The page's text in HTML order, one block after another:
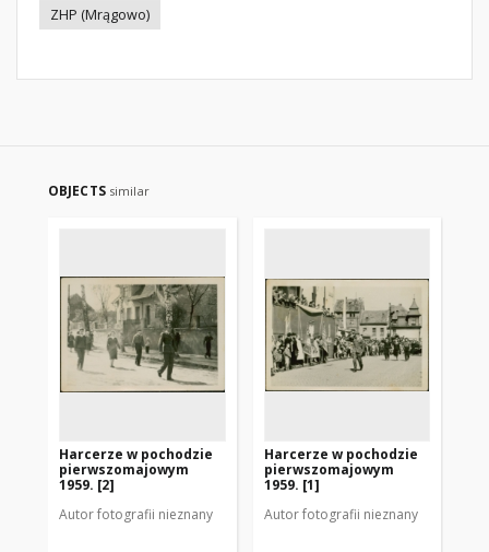
ZHP (Mrągowo)
OBJECTS similar
Harcerze w pochodzie
pierwszomajowym
1959. [2]
Autor fotografii nieznany
Harcerze w pochodzie
pierwszomajowym
1959. [1]
Autor fotografii nieznany